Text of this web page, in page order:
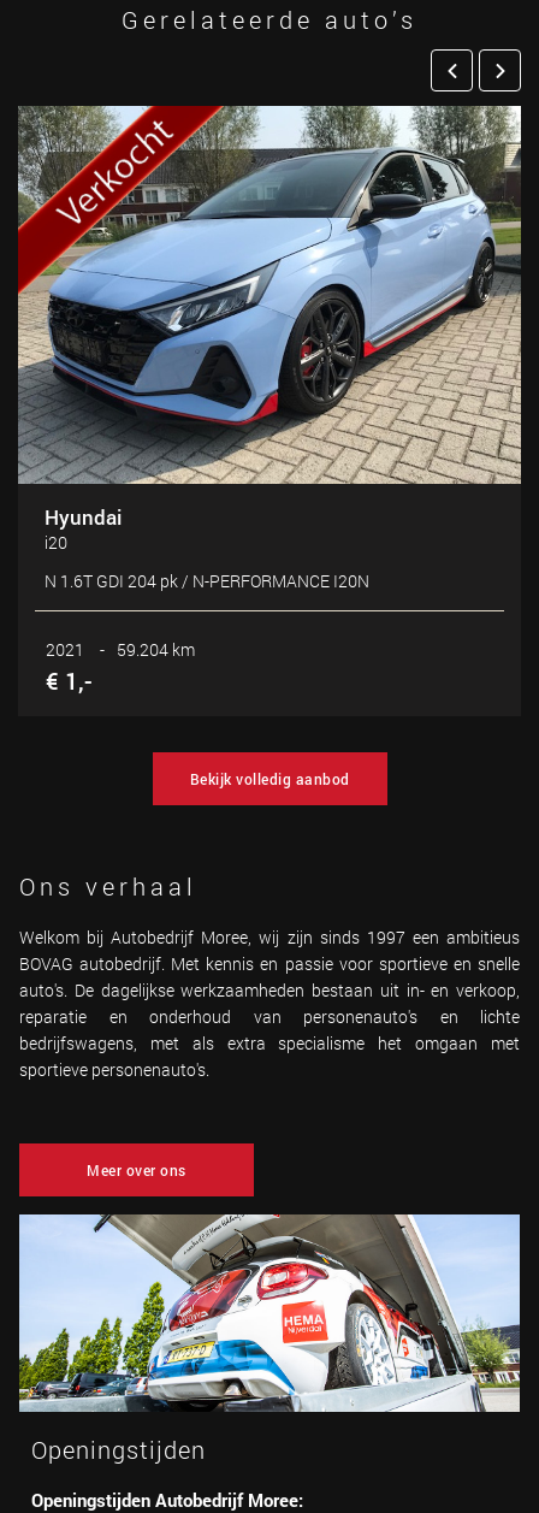
Gerelateerde auto’s
Hyundai
i20
N 1.6T GDI 204 pk / N-PERFORMANCE I20N
2021 - 59.204 km
€ 1,-
Bekijk volledig aanbod
Ons verhaal
Welkom bij Autobedrijf Moree, wij zijn sinds 1997 een ambitieus
BOVAG autobedrijf. Met kennis en passie voor sportieve en snelle
auto's. De dagelijkse werkzaamheden bestaan uit in- en verkoop,
reparatie en onderhoud van personenauto's en lichte
bedrijfswagens, met als extra specialisme het omgaan met
sportieve personenauto's.
Meer over ons
Openingstijden
Openingstijden Autobedrijf Moree: